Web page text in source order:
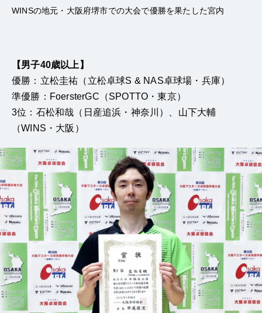
WINSの地元・大阪府堺市での大会で優勝を果たした宮内
【男子40歳以上】
優勝：立松圭祐（立松卓球S & NAS卓球場・兵庫）
準優勝：FoersterGC（SPOTTO・東京）
3位：石松和哉（日産追浜・神奈川）、山下大輔
（WINS・大阪）